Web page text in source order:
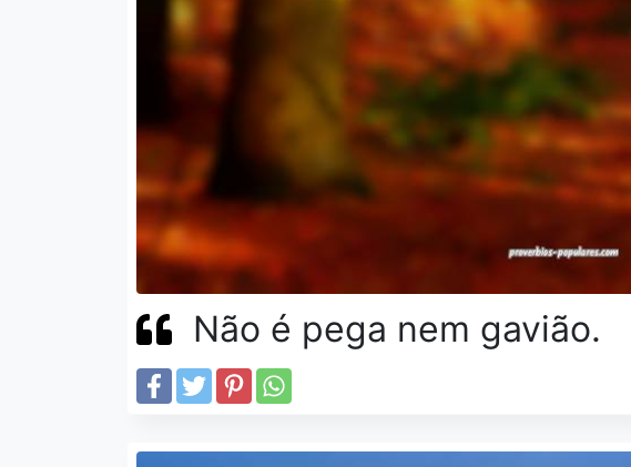
Não é pega nem gavião.